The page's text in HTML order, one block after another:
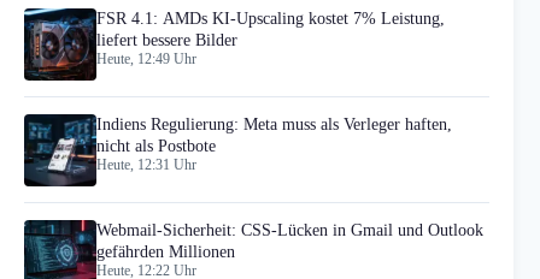
FSR 4.1: AMDs KI-Upscaling kostet 7% Leistung,
liefert bessere Bilder
Heute, 12:49 Uhr
Indiens Regulierung: Meta muss als Verleger haften,
nicht als Postbote
Heute, 12:31 Uhr
Webmail-Sicherheit: CSS-Lücken in Gmail und Outlook
gefährden Millionen
Heute, 12:22 Uhr